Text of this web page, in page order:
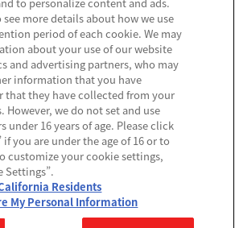
Sell or Share My Personal
Information
情報
©BANDAI
see more details about how we use
period of each cookie. We may
about your use of our website
and advertising partners, who may
information that you have
that they have collected from your
However, we do not set and use
under 16 years of age. Please click
if you are under the age of 16 or to
customize your cookie settings,
Settings”.
Residents
My Personal Information